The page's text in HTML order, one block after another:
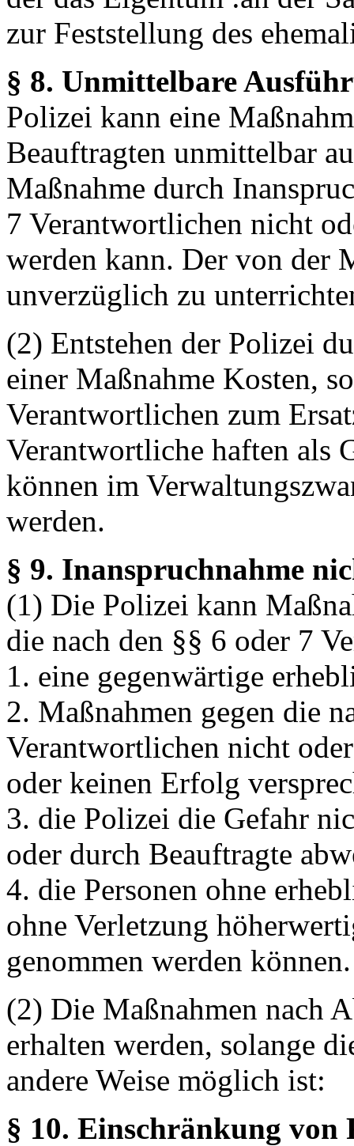
zur Feststellung des
§ 8. Unmittelbare
Polizei kann eine
Beauftragten unmittelbar
Maßnahme durch
7 Verantwortlichen nicht
werden kann. Der von der
unverzüglich zu
(2) Entstehen der Polizei
einer Maßnahme Kosten,
Verantwortlichen zum
Verantwortliche haften als
können im
werden.
§ 9. Inanspruchnahme
(1) Die Polizei kann
die nach den §§ 6 oder 7
1. eine gegenwärtige
2. Maßnahmen gegen die
Verantwortlichen nicht
oder keinen Erfolg
3. die Polizei die Gefahr
oder durch Beauftragte
4. die Personen ohne
ohne Verletzung
genommen werden können.
(2) Die Maßnahmen nach
erhalten werden, solange
andere Weise möglich ist:
§ 10. Einschränkung von